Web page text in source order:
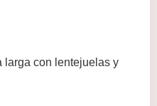
larga con lentejuelas y